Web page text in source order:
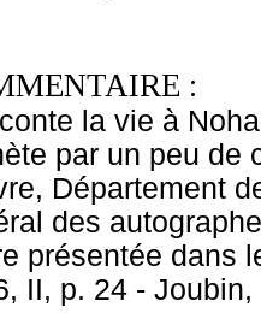
:
la vie à
par un peu de
Département
des
présentée dans
II, p. 24 -